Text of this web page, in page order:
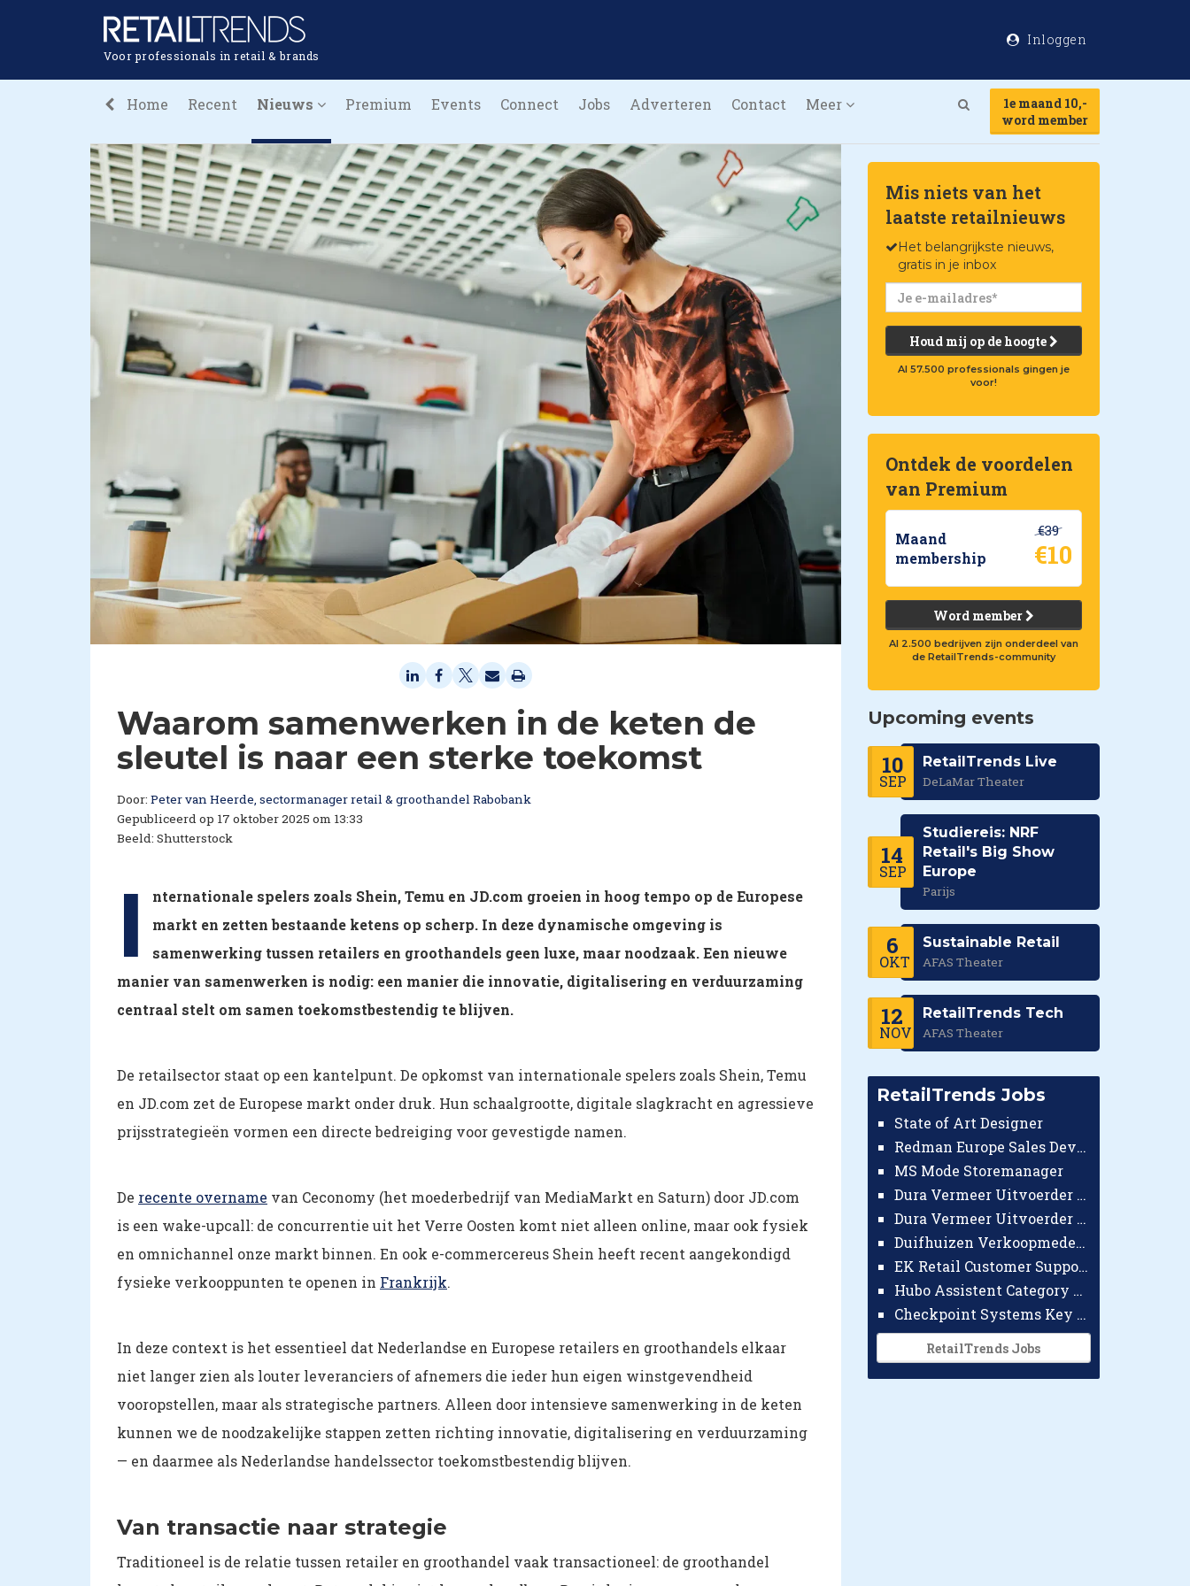
Voor professionals in retail & brands
Inloggen
Home Recent Nieuws Premium Events Connect Jobs Adverteren Contact Meer
1e maand 10,-
word member
Waarom samenwerken in de keten de
sleutel is naar een sterke toekomst
Door: Peter van Heerde, sectormanager retail & groothandel Rabobank
Gepubliceerd op 17 oktober 2025 om 13:33
Beeld: Shutterstock
I
nternationale spelers zoals Shein, Temu en JD.com groeien in hoog tempo op de Europese
markt en zetten bestaande ketens op scherp. In deze dynamische omgeving is
samenwerking tussen retailers en groothandels geen luxe, maar noodzaak. Een nieuwe
manier van samenwerken is nodig: een manier die innovatie, digitalisering en verduurzaming
centraal stelt om samen toekomstbestendig te blijven.
De retailsector staat op een kantelpunt. De opkomst van internationale spelers zoals Shein, Temu
en JD.com zet de Europese markt onder druk. Hun schaalgrootte, digitale slagkracht en agressieve
prijsstrategieën vormen een directe bedreiging voor gevestigde namen.
De recente overname van Ceconomy (het moederbedrijf van MediaMarkt en Saturn) door JD.com
is een wake-upcall: de concurrentie uit het Verre Oosten komt niet alleen online, maar ook fysiek
en omnichannel onze markt binnen. En ook e-commercereus Shein heeft recent aangekondigd
fysieke verkooppunten te openen in Frankrijk.
In deze context is het essentieel dat Nederlandse en Europese retailers en groothandels elkaar
niet langer zien als louter leveranciers of afnemers die ieder hun eigen winstgevendheid
vooropstellen, maar als strategische partners. Alleen door intensieve samenwerking in de keten
kunnen we de noodzakelijke stappen zetten richting innovatie, digitalisering en verduurzaming
— en daarmee als Nederlandse handelssector toekomstbestendig blijven.
Van transactie naar strategie
Traditioneel is de relatie tussen retailer en groothandel vaak transactioneel: de groothandel
Mis niets van het
laatste retailnieuws
Het belangrijkste nieuws,
gratis in je inbox
Houd mij op de hoogte
Al 57.500 professionals gingen je
voor!
Ontdek de voordelen
van Premium
Maand
membership
€39
€10
Word member
Al 2.500 bedrijven zijn onderdeel van
de RetailTrends-community
Upcoming events
10
SEP
RetailTrends Live
DeLaMar Theater
14
SEP
Studiereis: NRF
Retail's Big Show
Europe
Parijs
6
OKT
Sustainable Retail
AFAS Theater
12
NOV
RetailTrends Tech
AFAS Theater
RetailTrends Jobs
State of Art Designer
Redman Europe Sales Developer (Europe)
MS Mode Storemanager
Dura Vermeer Uitvoerder GWW Amsterdam
Dura Vermeer Uitvoerder Civiel Nijmegen
Duifhuizen Verkoopmedewerker Ridderkerk
EK Retail Customer Support Omnichannel
Hubo Assistent Category Manager
Checkpoint Systems Key Accountmanager Benelux
RetailTrends Jobs